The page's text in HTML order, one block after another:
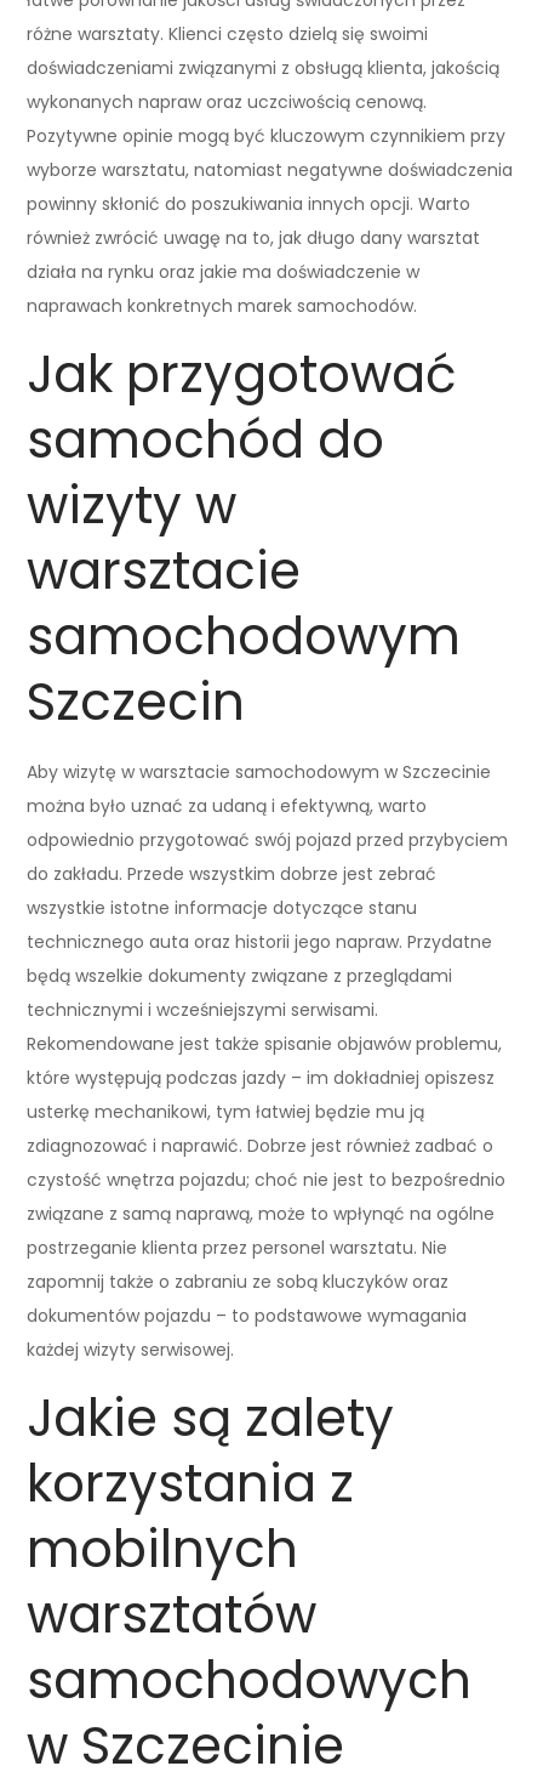
różne warsztaty. Klienci często dzielą się swoimi
doświadczeniami związanymi z obsługą klienta, jakością
wykonanych napraw oraz uczciwością cenową.
Pozytywne opinie mogą być kluczowym czynnikiem przy
wyborze warsztatu, natomiast negatywne doświadczenia
powinny skłonić do poszukiwania innych opcji. Warto
również zwrócić uwagę na to, jak długo dany warsztat
działa na rynku oraz jakie ma doświadczenie w
naprawach konkretnych marek samochodów.
Jak przygotować
samochód do
wizyty w
warsztacie
samochodowym
Szczecin
Aby wizytę w warsztacie samochodowym w Szczecinie
można było uznać za udaną i efektywną, warto
odpowiednio przygotować swój pojazd przed przybyciem
do zakładu. Przede wszystkim dobrze jest zebrać
wszystkie istotne informacje dotyczące stanu
technicznego auta oraz historii jego napraw. Przydatne
będą wszelkie dokumenty związane z przeglądami
technicznymi i wcześniejszymi serwisami.
Rekomendowane jest także spisanie objawów problemu,
które występują podczas jazdy – im dokładniej opiszesz
usterkę mechanikowi, tym łatwiej będzie mu ją
zdiagnozować i naprawić. Dobrze jest również zadbać o
czystość wnętrza pojazdu; choć nie jest to bezpośrednio
związane z samą naprawą, może to wpłynąć na ogólne
postrzeganie klienta przez personel warsztatu. Nie
zapomnij także o zabraniu ze sobą kluczyków oraz
dokumentów pojazdu – to podstawowe wymagania
każdej wizyty serwisowej.
Jakie są zalety
korzystania z
mobilnych
warsztatów
samochodowych
w Szczecinie